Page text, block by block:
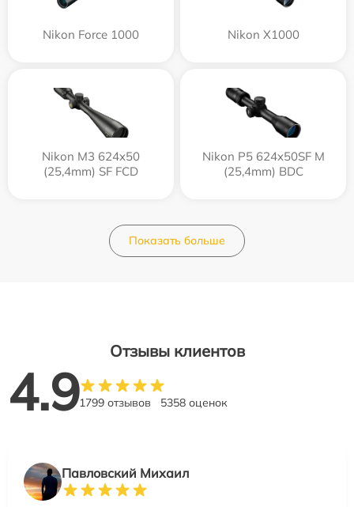
Nikon Force 1000 Nikon X1000
Nikon M3 624x50
(25,4mm) SF FCD
Nikon P5 624x50SF M
(25,4mm) BDC
Показать больше
Отзывы клиентов
4.91799 отзывов 5358 оценок
Павловский Михаил